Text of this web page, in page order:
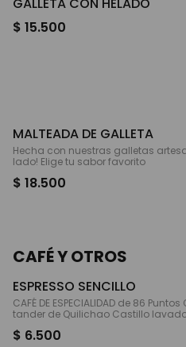
$ 15.500
MALTEADA DE GALLETA
Hecha con nuestras galletas
lado! Elige tu sabor favorito
$ 18.500
CAFÉ Y OTROS
ESPRESSO SENCILLO
CAFÉ DE ESPECIALIDAD de 86 Puntos Origen San
tander de Quilichao Castillo lavado
$ 6.500